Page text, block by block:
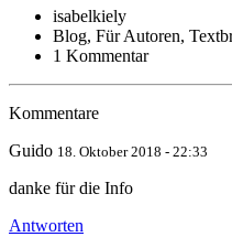
isabelkiely
Blog, Für Autoren,
1 Kommentar
Kommentare
Guido 18. Oktober 2018 - 22:33
danke für die Info
Antworten